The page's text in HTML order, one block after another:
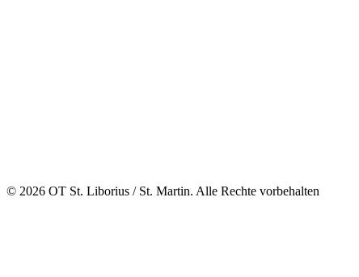
© 2026 OT St. Liborius / St. Martin. Alle Rechte vorbehalten